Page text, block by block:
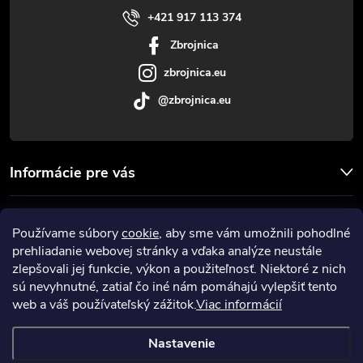
Používame súborycookie, aby sme vám umožnili pohodlné
prehliadanie webovej stránky a vďaka analýze neustále
zlepšovali jej funkcie, výkon a použiteľnosť. Niektoré z nich
sú nevyhnutné, zatiaľ čo iné nám pomáhajú vylepšiť tento
web a váš používateľský zážitok.Viac informácií
Nastavenie
y
v
ý
p
i
s
u
Informácie pre vás
Prijímame online platby
+421 917 113 374
Zbrojnica
zbrojnica.eu
@zbrojnica.eu